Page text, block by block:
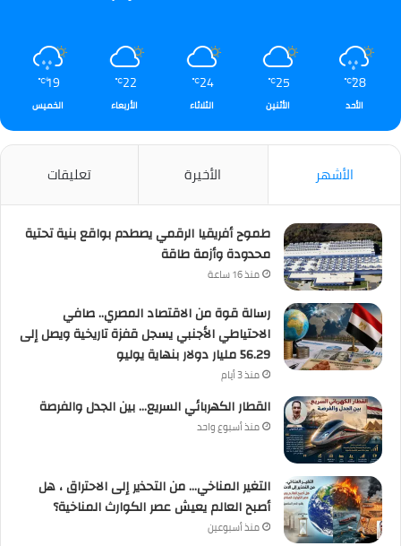
28
℃
الأحد
25
℃
الأثنين
24
℃
الثلاثاء
22
℃
الأربعاء
19
℃
الخميس
الأشهر الأخيرة تعليقات
طموح أفريقيا الرقمي يصطدم بواقع بنية تحتية
محدودة وأزمة طاقة
منذ 16 ساعة
رسالة قوة من الاقتصاد المصري.. صافي
الاحتياطي الأجنبي يسجل قفزة تاريخية ويصل إلى
56.29 مليار دولار بنهاية يوليو
منذ 3 أيام
القطار الكهربائي السريع… بين الجدل والفرصة
منذ أسبوع واحد
التغير المناخي… من التحذير إلى الاحتراق ، هل
أصبح العالم يعيش عصر الكوارث المناخية؟
منذ أسبوعين